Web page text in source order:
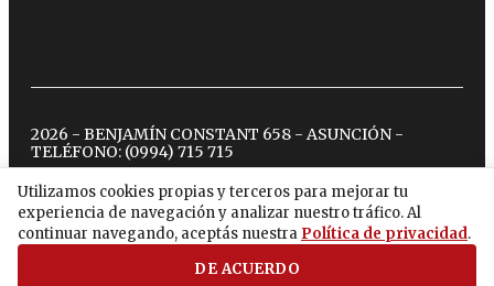
Utilizamos cookies propias y terceros para mejorar tu
experiencia de navegación y analizar nuestro tráfico. Al
continuar navegando, aceptás nuestra Política de privacidad.
DE ACUERDO
2026 - BENJAMÍN CONSTANT 658 - ASUNCIÓN -
TELÉFONO: (0994) 715 715
twitterinstagram
facebook
tiktokyoutubespotify